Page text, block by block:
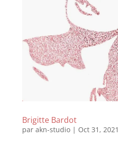
Brigitte Bardot
par akn-studio| Oct 31, 2021